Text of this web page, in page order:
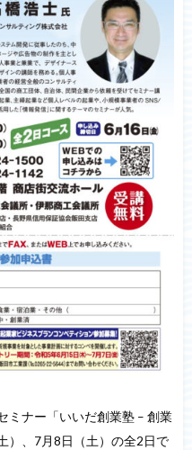
ミナー「いいだ創業塾 – 創業
）、7月8日（土）の全2日で